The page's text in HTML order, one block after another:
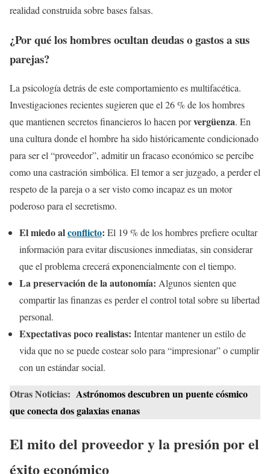
realidad construida sobre bases falsas.
¿Por qué los hombres ocultan deudas o gastos a sus
parejas?
La psicología detrás de este comportamiento es multifacética.
Investigaciones recientes sugieren que el 26 % de los hombres
que mantienen secretos financieros lo hacen porvergüenza. En
una cultura donde el hombre ha sido históricamente condicionado
para ser el “proveedor”, admitir un fracaso económico se percibe
como una castración simbólica. El temor a ser juzgado, a perder el
respeto de la pareja o a ser visto como incapaz es un motor
poderoso para el secretismo.
El miedo alconflicto: El 19 % de los hombres prefiere ocultar
información para evitar discusiones inmediatas, sin considerar
que el problema crecerá exponencialmente con el tiempo.
La preservación de la autonomía: Algunos sienten que
compartir las finanzas es perder el control total sobre su libertad
personal.
Expectativas poco realistas: Intentar mantener un estilo de
vida que no se puede costear solo para “impresionar” o cumplir
con un estándar social.
Otras Noticias: Astrónomos descubren un puente cósmico
que conecta dos galaxias enanas
El mito del proveedor y la presión por el
éxito económico